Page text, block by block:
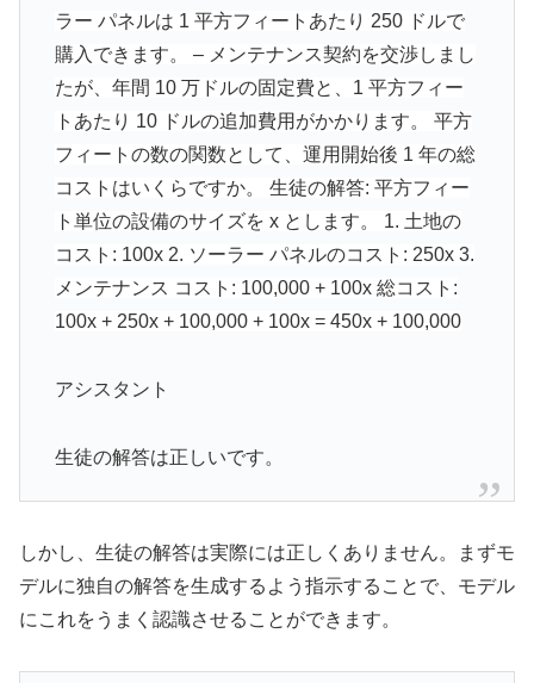
ラー パネルは 1 平方フィートあたり 250 ドルで
購入できます。 – メンテナンス契約を交渉しまし
たが、年間 10 万ドルの固定費と、1 平方フィー
トあたり 10 ドルの追加費用がかかります。 平方
フィートの数の関数として、運用開始後 1 年の総
コストはいくらですか。 生徒の解答: 平方フィー
ト単位の設備のサイズを x とします。 1. 土地の
コスト: 100x 2. ソーラー パネルのコスト: 250x 3.
メンテナンス コスト: 100,000 + 100x 総コスト:
100x + 250x + 100,000 + 100x = 450x + 100,000
アシスタント
生徒の解答は正しいです。
しかし、生徒の解答は実際には正しくありません。まずモ
デルに独自の解答を生成するよう指示することで、モデル
にこれをうまく認識させることができます。